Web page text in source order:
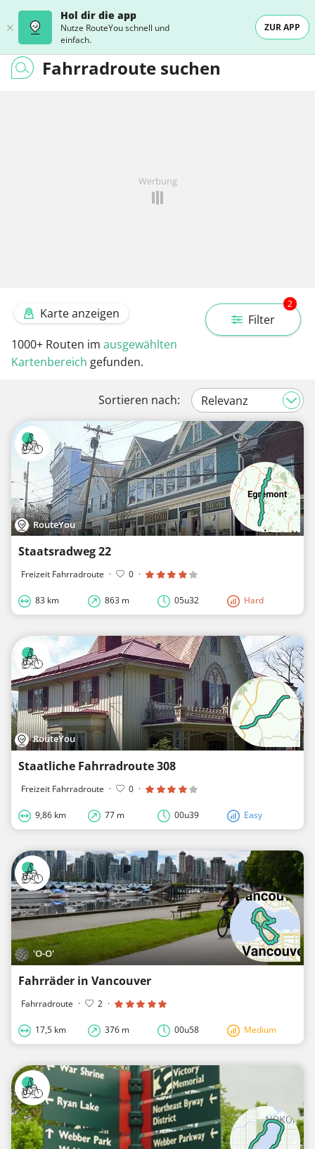
Hol dir die app
Nutze RouteYou schnell und
einfach.
ZUR APP
Fahrradroute suchen
Werbung
Filter
2
Karte anzeigen
1000+ Routen im ausgewählten
Kartenbereich gefunden.
Sortieren nach:
RouteYou
Staatsradweg 22
Freizeit Fahrradroute · 0 ·
83 km 863 m 05u32 Hard
RouteYou
Staatliche Fahrradroute 308
Freizeit Fahrradroute · 0 ·
9,86 km 77 m 00u39 Easy
'O-O'
Fahrräder in Vancouver
Fahrradroute · 2 ·
17,5 km 376 m 00u58 Medium